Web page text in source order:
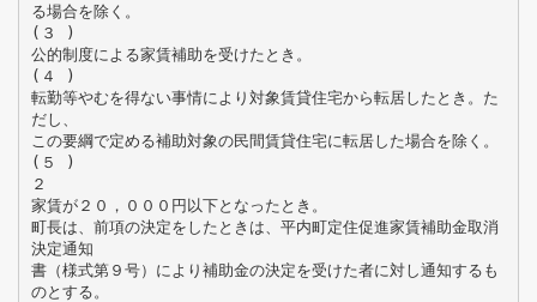
る場合を除く。
(３ )
公的制度による家賃補助を受けたとき。
(４ )
転勤等やむを得ない事情により対象賃貸住宅から転居したとき。た
だし、
この要綱で定める補助対象の民間賃貸住宅に転居した場合を除く。
(５ )
２
家賃が２０，０００円以下となったとき。
町長は、前項の決定をしたときは、平内町定住促進家賃補助金取消
決定通知
書（様式第９号）により補助金の決定を受けた者に対し通知するも
のとする。